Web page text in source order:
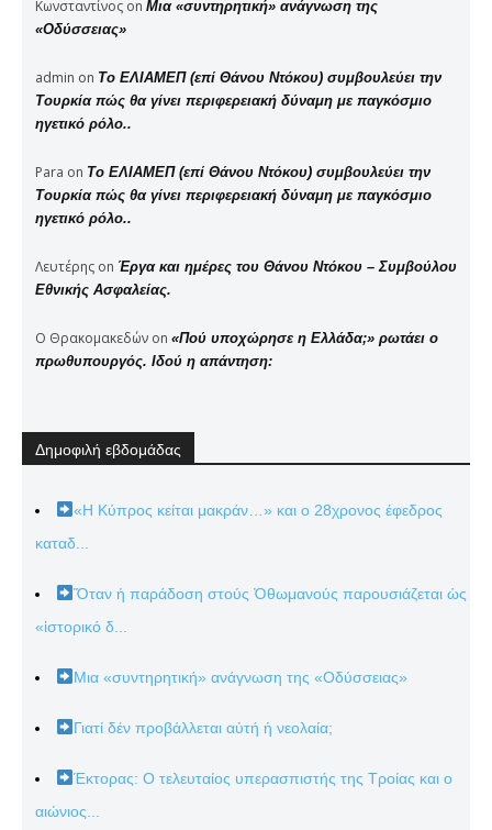
Κωνσταντίνος on Μια «συντηρητική» ανάγνωση της
«Οδύσσειας»
admin on Το ΕΛΙΑΜΕΠ (επί Θάνου Ντόκου) συμβουλεύει την
Τουρκία πώς θα γίνει περιφερειακή δύναμη με παγκόσμιο
ηγετικό ρόλο..
Para on Το ΕΛΙΑΜΕΠ (επί Θάνου Ντόκου) συμβουλεύει την
Τουρκία πώς θα γίνει περιφερειακή δύναμη με παγκόσμιο
ηγετικό ρόλο..
Λευτέρης on Έργα και ημέρες του Θάνου Ντόκου – Συμβούλου
Εθνικής Ασφαλείας.
Ο Θρακομακεδών on «Πού υποχώρησε η Ελλάδα;» ρωτάει ο
πρωθυπουργός. Ιδού η απάντηση:
Δημοφιλή εβδομάδας
«Η Κύπρος κείται μακράν…» και ο 28χρονος έφεδρος
καταδ...
Ὅταν ἡ παράδοση στούς Ὀθωμανούς παρουσιάζεται ὡς
«ἱστορικό δ...
Μια «συντηρητική» ανάγνωση της «Οδύσσειας»
Γιατί δέν προβάλλεται αὐτή ἡ νεολαία;
Έκτορας: Ο τελευταίος υπερασπιστής της Τροίας και ο
αιώνιος...